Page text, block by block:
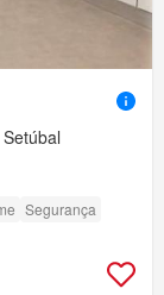
Segurança